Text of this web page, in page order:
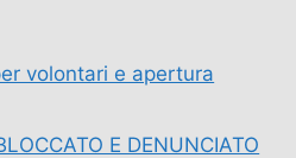
volontari e apertura
E DENUNCIATO